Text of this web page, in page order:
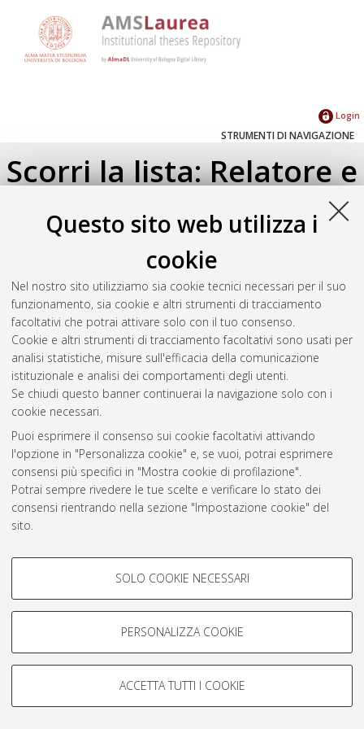
Questo sito web utilizza i
cookie
Nel nostro sito utilizziamo sia cookie tecnici necessari per il suo
funzionamento, sia cookie e altri strumenti di tracciamento
facoltativi che potrai attivare solo con il tuo consenso.
Cookie e altri strumenti di tracciamento facoltativi sono usati per
analisi statistiche, misure sull'efficacia della comunicazione
istituzionale e analisi dei comportamenti degli utenti.
Se chiudi questo banner continuerai la navigazione solo con i
cookie necessari.
Puoi esprimere il consenso sui cookie facoltativi attivando
l'opzione in "Personalizza cookie" e, se vuoi, potrai esprimere
consensi più specifici in "Mostra cookie di profilazione".
Potrai sempre rivedere le tue scelte e verificare lo stato dei
consensi rientrando nella sezione "Impostazione cookie" del
sito.
COOKIE DI PROFILAZIONE -
Si tratta di cookie utilizzati per analizzare le caratteristiche della
navigazione degli utenti, creare profili in base al loro comportamento
Mostra cookie di profilazione
COOKIE TECNICI - NECESSARI
SOLO COOKIE NECESSARI
PERSONALIZZA COOKIE
ACCETTA TUTTI I COOKIE
Login
STRUMENTI DI NAVIGAZIONE
Scorri la lista: Relatore e
Correlatore
Seleziona un valore dall'elenco sottostante.
2017(1)
Atom
Rss 1.0
Rss 2.0
AMS Laurea
Servizio implementato e gestito da AlmaDL
Impostazioni Cookie
© ALMA MATER STUDIORUM - Università di Bologna, 2007-2026.